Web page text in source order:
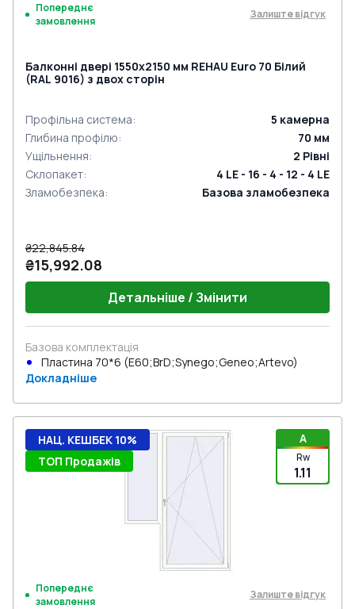
Попереднє
замовлення
Залиште відгук
Балконні двері 1550x2150 мм REHAU Euro 70 Білий
(RAL 9016) з двох сторін
Профільна система: 5 камерна
Глибина профілю: 70 мм
Ущільнення: 2 Рівні
Склопакет:
4 LE - 16 - 4 - 12 - 4 LE
Зламобезпека: Базова зламобезпека
₴22,845.84
₴15,992.08
Детальніше / Змінити
Базова комплектація
Пластина 70*6 (E60;BrD;Synego;Geneo;Artevo)
Докладніше
A
Rw
1.11
НАЦ. КЕШБЕК 10%
ТОП Продажів
Попереднє
замовлення
Залиште відгук